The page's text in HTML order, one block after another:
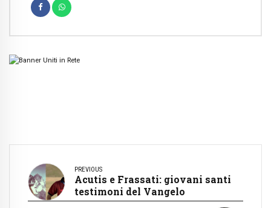
PREVIOUS
Acutis e Frassati: giovani santi
testimoni del Vangelo